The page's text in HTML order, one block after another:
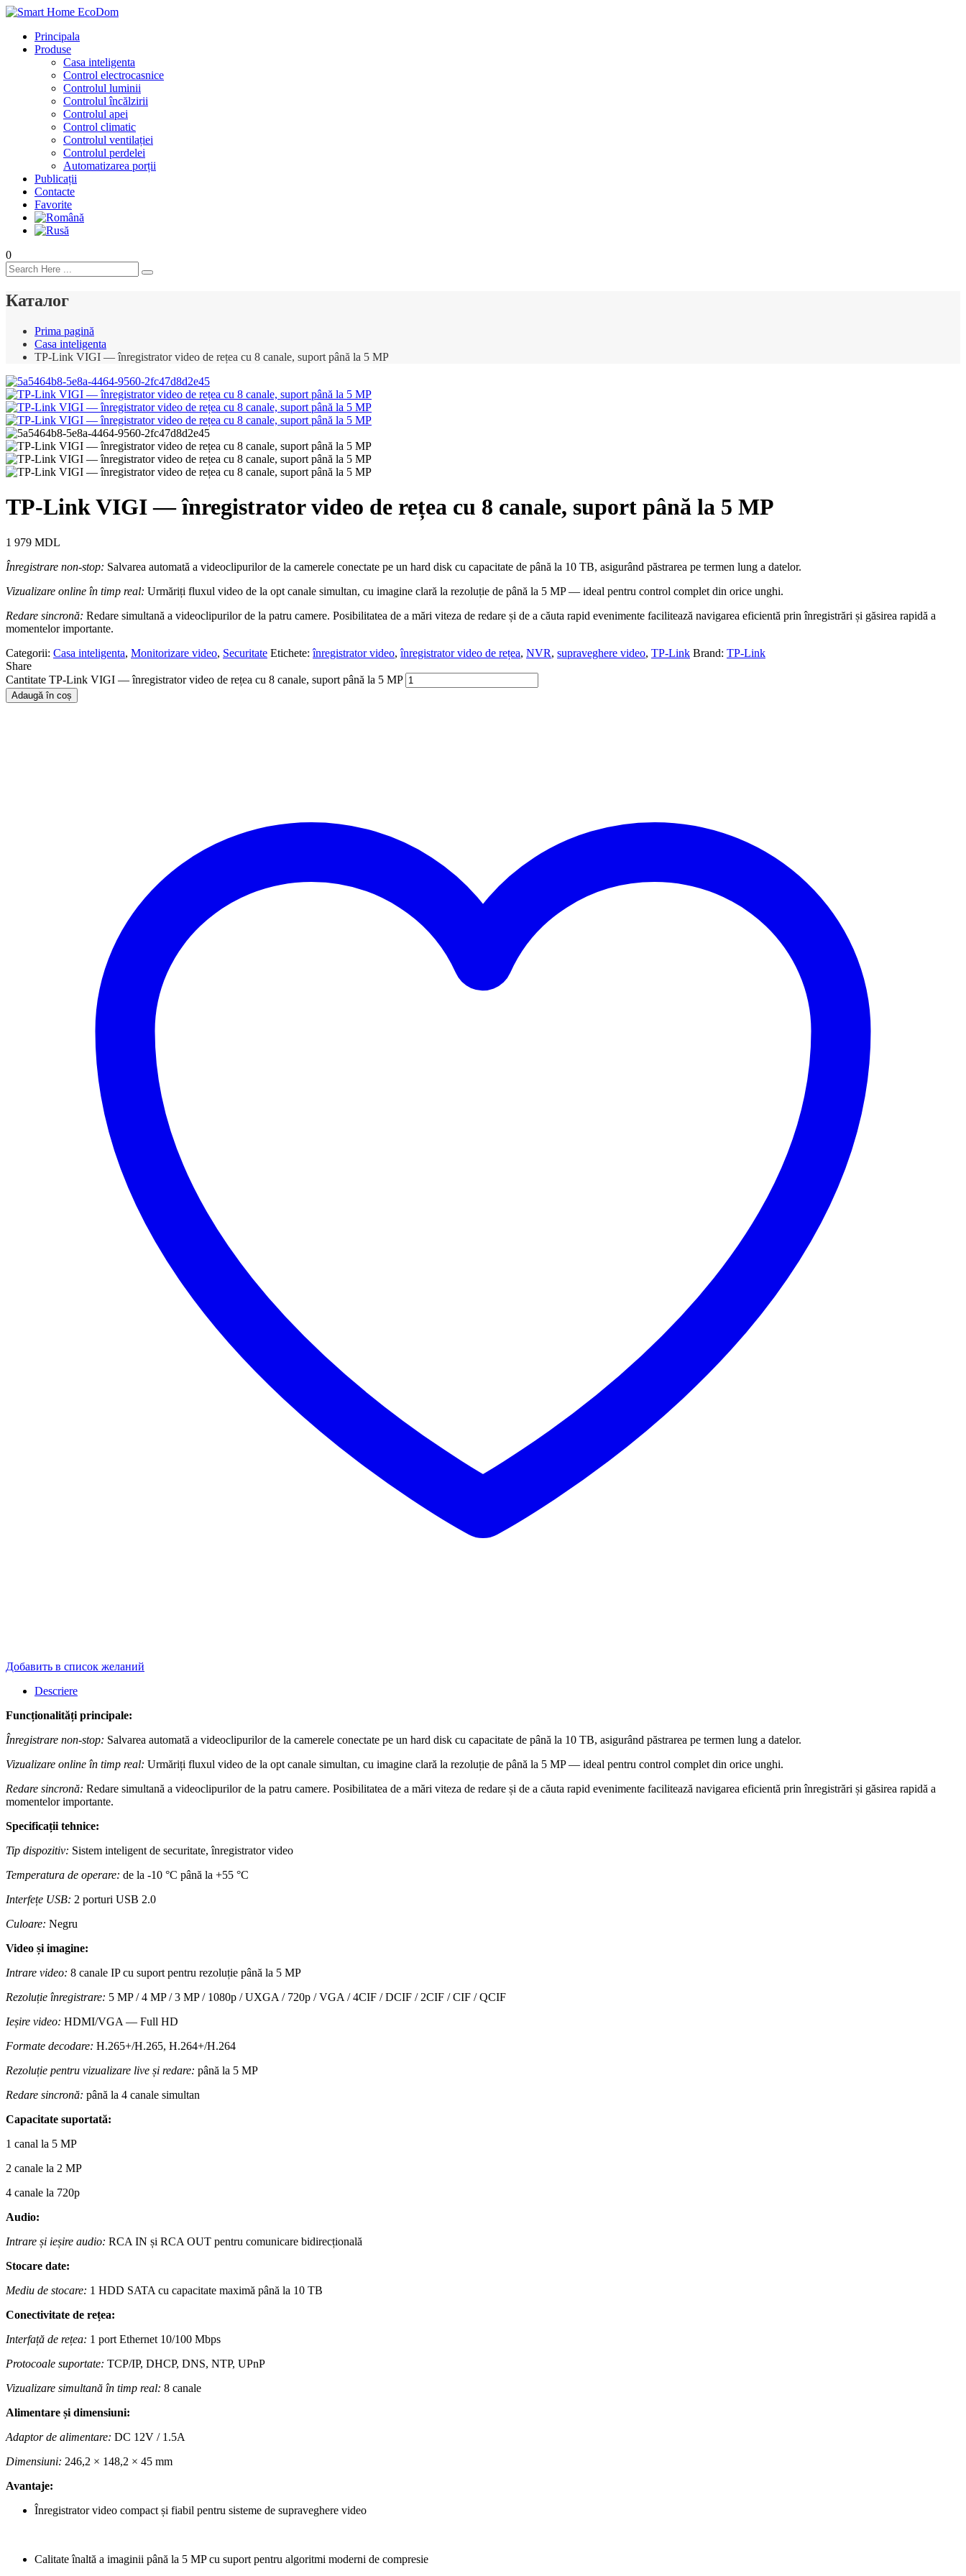
Principala
Produse
Casa inteligenta
Control electrocasnice
Controlul luminii
Controlul încălzirii
Controlul apei
Control climatic
Controlul ventilației
Сontrolul perdelei
Automatizarea porții
Publicații
Contacte
Favorite
0
Каталог
Prima pagină
Casa inteligenta
TP-Link VIGI — înregistrator video de rețea cu 8 canale, suport până la 5 MP
TP-Link VIGI — înregistrator video de rețea cu 8 canale, suport până la 5 MP
1 979 MDL
Înregistrare non-stop: Salvarea automată a videoclipurilor de la camerele conectate pe un hard disk cu capacitate de până la 10 TB, asigurând păstrarea pe termen lung a datelor.
Vizualizare online în timp real: Urmăriți fluxul video de la opt canale simultan, cu imagine clară la rezoluție de până la 5 MP — ideal pentru control complet din orice unghi.
Redare sincronă: Redare simultană a videoclipurilor de la patru camere. Posibilitatea de a mări viteza de redare și de a căuta rapid evenimente facilitează navigarea eficientă prin înregistrări și găsirea rapidă a
momentelor importante.
Categorii: Casa inteligenta, Monitorizare video, Securitate Etichete:înregistrator video,înregistrator video de rețea, NVR, supraveghere video, TP-Link Brand: TP-Link
Share
Cantitate TP-Link VIGI — înregistrator video de rețea cu 8 canale, suport până la 5 MP
Adaugă în coș
Добавить в список желаний
Descriere
Funcționalități principale:
Înregistrare non-stop: Salvarea automată a videoclipurilor de la camerele conectate pe un hard disk cu capacitate de până la 10 TB, asigurând păstrarea pe termen lung a datelor.
Vizualizare online în timp real: Urmăriți fluxul video de la opt canale simultan, cu imagine clară la rezoluție de până la 5 MP — ideal pentru control complet din orice unghi.
Redare sincronă: Redare simultană a videoclipurilor de la patru camere. Posibilitatea de a mări viteza de redare și de a căuta rapid evenimente facilitează navigarea eficientă prin înregistrări și găsirea rapidă a
momentelor importante.
Specificații tehnice:
Tip dispozitiv: Sistem inteligent de securitate, înregistrator video
Temperatura de operare: de la -10 °C până la +55 °C
Interfețe USB: 2 porturi USB 2.0
Culoare: Negru
Video și imagine:
Intrare video: 8 canale IP cu suport pentru rezoluție până la 5 MP
Rezoluție înregistrare: 5 MP / 4 MP / 3 MP / 1080p / UXGA / 720p / VGA / 4CIF / DCIF / 2CIF / CIF / QCIF
Ieșire video: HDMI/VGA — Full HD
Formate decodare: H.265+/H.265, H.264+/H.264
Rezoluție pentru vizualizare live și redare: până la 5 MP
Redare sincronă: până la 4 canale simultan
Capacitate suportată:
1 canal la 5 MP
2 canale la 2 MP
4 canale la 720p
Audio:
Intrare și ieșire audio: RCA IN și RCA OUT pentru comunicare bidirecțională
Stocare date:
Mediu de stocare: 1 HDD SATA cu capacitate maximă până la 10 TB
Conectivitate de rețea:
Interfață de rețea: 1 port Ethernet 10/100 Mbps
Protocoale suportate: TCP/IP, DHCP, DNS, NTP, UPnP
Vizualizare simultană în timp real: 8 canale
Alimentare și dimensiuni:
Adaptor de alimentare: DC 12V / 1.5A
Dimensiuni: 246,2 × 148,2 × 45 mm
Avantaje:
Înregistrator video compact și fiabil pentru sisteme de supraveghere video
Calitate înaltă a imaginii până la 5 MP cu suport pentru algoritmi moderni de compresie